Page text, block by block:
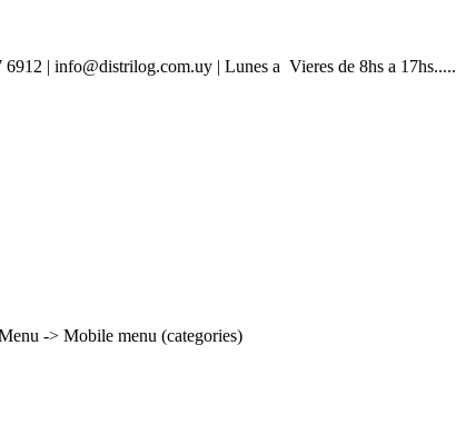
| info@distrilog.com.uy | Lunes a Vieres de 8hs a 17hs.....
-> Mobile menu (categories)